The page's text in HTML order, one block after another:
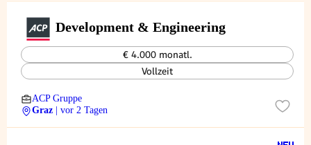
Development & Engineering
€ 4.000 monatl.
Vollzeit
ACP Gruppe
Graz
| vor 2 Tagen